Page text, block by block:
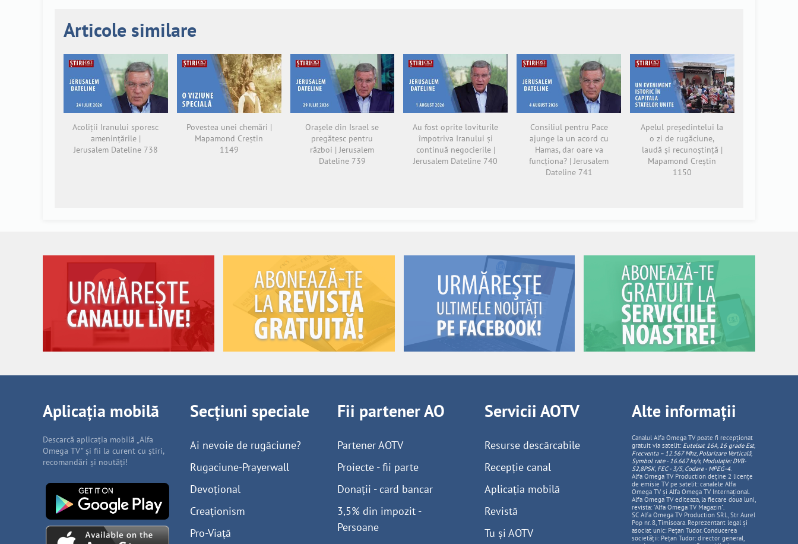
Articole similare
Acoliții Iranului sporesc
amenințările |
Jerusalem Dateline 738
Povestea unei chemări |
Mapamond Creștin
1149
Orașele din Israel se
pregătesc pentru
război | Jerusalem
Dateline 739
Au fost oprite loviturile
împotriva Iranului și
continuă negocierile |
Jerusalem Dateline 740
Consiliul pentru Pace
ajunge la un acord cu
Hamas, dar oare va
funcționa? | Jerusalem
Dateline 741
Apelul președintelui la
o zi de rugăciune,
laudă și recunoștință |
Mapamond Creștin
1150
Aplicația mobilă
Descarcă aplicația mobilă „Alfa
Omega TV” și fii la curent cu știri,
recomandări și noutăți!
Secțiuni speciale
Ai nevoie de rugăciune?
Rugaciune-Prayerwall
Devoțional
Creaționism
Pro-Viață
Fii partener AO
Partener AOTV
Proiecte - fii parte
Donații - card bancar
3,5% din impozit -
Persoane
Servicii AOTV
Resurse descărcabile
Recepție canal
Aplicația mobilă
Revistă
Tu și AOTV
Alte informații
Canalul Alfa Omega TV poate fi recepționat
gratuit via satelit: Eutelsat 16A, 16 grade Est,
Frecventa – 12.567 Mhz, PolarizareVerticală,
Symbol rate - 16.667 ks/s, Modulație: DVB-
S2,8PSK, FEC - 3/5, Codare - MPEG-4.
Alfa Omega TV Production deține 2 licențe
de emisie TV pe satelit: canalele Alfa
Omega TV și Alfa Omega TV Internațional.
Alfa Omega TV editeaza, la fiecare doua luni,
revista: "Alfa Omega TV Magazin".
SC Alfa Omega TV Production SRL, Str Aurel
Pop nr. 8, Timisoara. Reprezentant legal și
asociat unic: Pețan Tudor. Conducerea
societății: Pețan Tudor: director general,